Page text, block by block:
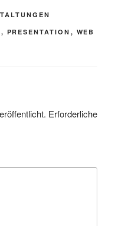
, PRESENTATION , WEB
Erforderliche